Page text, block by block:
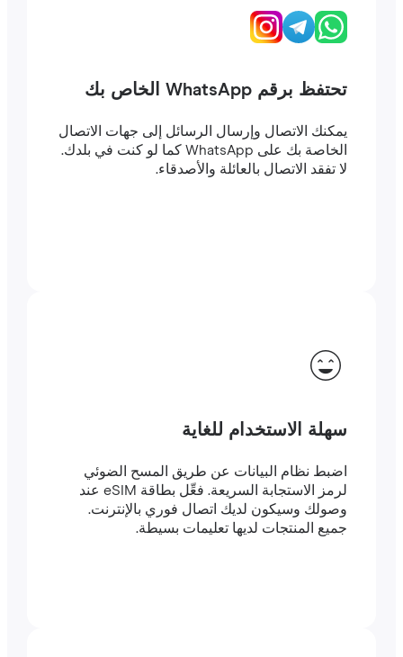
تحتفظ برقم WhatsApp الخاص بك
يمكنك الاتصال وإرسال الرسائل إلى جهات الاتصال
الخاصة بك على WhatsApp كما لو كنت في بلدك.
لا تفقد الاتصال بالعائلة والأصدقاء.
سهلة الاستخدام للغاية
اضبط نظام البيانات عن طريق المسح الضوئي
لرمز الاستجابة السريعة. فعِّل بطاقة eSIM عند
وصولك وسيكون لديك اتصال فوري بالإنترنت.
جميع المنتجات لديها تعليمات بسيطة.